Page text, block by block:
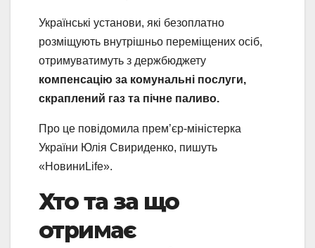
Українські установи, які безоплатно
розміщують внутрішньо переміщених осіб,
отримуватимуть з держбюджету
компенсацію за комунальні послуги,
скраплений газ та пічне паливо.
Про це повідомила прем’єр-міністерка
України Юлія Свириденко, пишуть
«НовиниLife».
Хто та за що
отримає